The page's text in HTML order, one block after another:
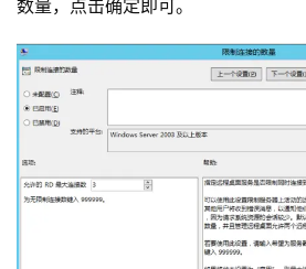
络
运
维
数
据
数量，点击确定即可。